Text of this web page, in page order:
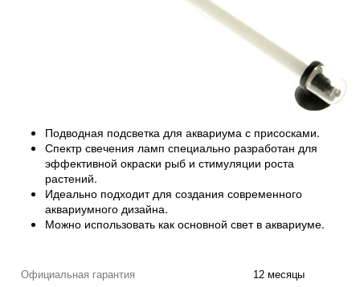
Подводная подсветка для аквариума с присосками.
Спектр свечения ламп специально разработан для
эффективной окраски рыб и стимуляции роста
растений.
Идеально подходит для создания современного
аквариумного дизайна.
Можно использовать как основной свет в аквариуме.
Официальная гарантия
12 месяцы